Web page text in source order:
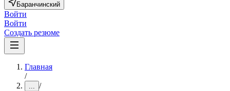
Баранчинский
Войти
Войти
Создать резюме
Главная
/
... /